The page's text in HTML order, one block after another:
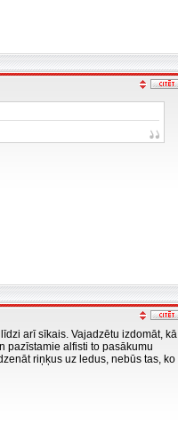
arī sīkais. Vajadzētu izdomāt, kā
pazīstamie alfisti to pasākumu
riņķus uz ledus, nebūs tas, ko